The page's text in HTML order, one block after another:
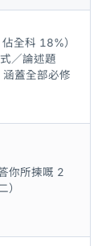
全科 18%）
／論述題
涵蓋全部必修
你所揀嘅 2
）